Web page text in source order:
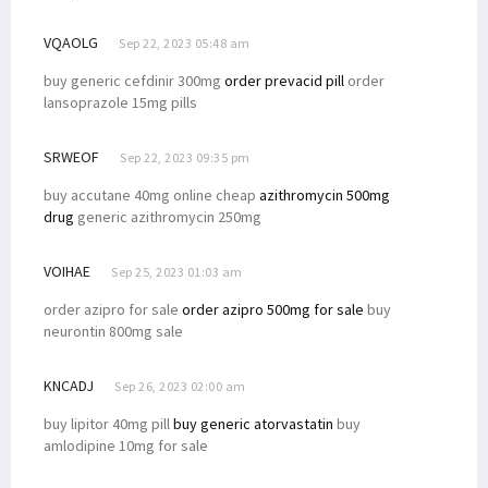
VQAOLG Sep 22, 2023 05:48 am
buy generic cefdinir 300mg order prevacid pill order
lansoprazole 15mg pills
SRWEOF Sep 22, 2023 09:35 pm
buy accutane 40mg online cheap azithromycin 500mg
drug generic azithromycin 250mg
VOIHAE Sep 25, 2023 01:03 am
order azipro for sale order azipro 500mg for sale buy
neurontin 800mg sale
KNCADJ Sep 26, 2023 02:00 am
buy lipitor 40mg pillbuy generic atorvastatin buy
amlodipine 10mg for sale